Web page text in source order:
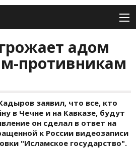
адом
противникам
заявил, что все, кто
в Чечне и на Кавказе, будут
он сделал в ответ на
к России видеозаписи
"Исламское государство".